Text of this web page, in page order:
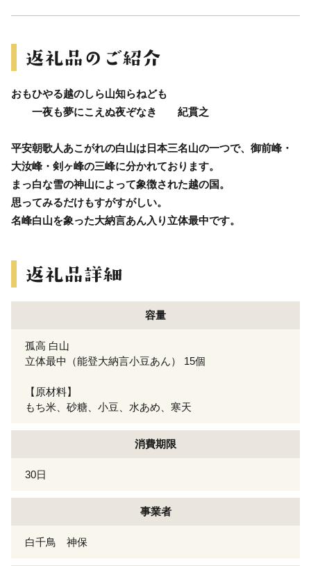
おもひやる越のしら山知らねども
一夜も夢にこえぬ夜ぞなき 紀貫之
平安朝歌人あこがれの白山は日本三名山の一つで、御前峰・
大汝峰・剣ヶ峰の三峰に分かれております。
まっ白な雪の神山によって象徴された越の国。
思ってみるだけもすがすがしい。
名峰白山を象った大納言あん入り立体最中です。
容量
孤高 白山
立体最中（能登大納言小豆あん） 15個
【原材料】
もち米、砂糖、小豆、水あめ、寒天
消費期限
30日
事業者
白千鳥 神保